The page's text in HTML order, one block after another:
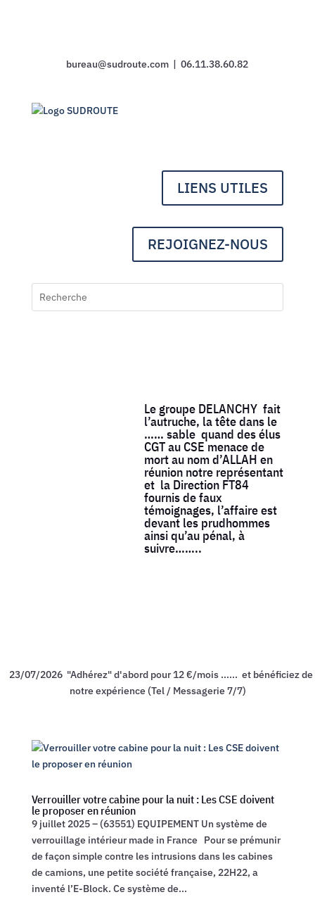
bureau@sudroute.com | 06.11.38.60.82
LIENS UTILES
REJOIGNEZ-NOUS
Le groupe DELANCHY fait
l’autruche, la tête dans le
…… sable quand des élus
CGT au CSE menace de
mort au nom d’ALLAH en
réunion notre représentant
et la Direction FT84
fournis de faux
témoignages, l’affaire est
devant les prudhommes
ainsi qu’au pénal, à
suivre……..
23/07/2026 "Adhérez" d'abord pour 12 €/mois ...... et bénéficiez de
notre expérience (Tel / Messagerie 7/7)
Verrouiller votre cabine pour la nuit : Les CSE doivent
le proposer en réunion
9 juillet 2025 – (63551) EQUIPEMENT Un système de
verrouillage intérieur made in France Pour se prémunir
de façon simple contre les intrusions dans les cabines
de camions, une petite société française, 22H22, a
inventé l’E-Block. Ce système de...